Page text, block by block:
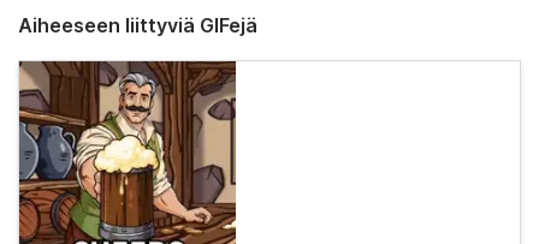
Aiheeseen liittyviä GIFejä